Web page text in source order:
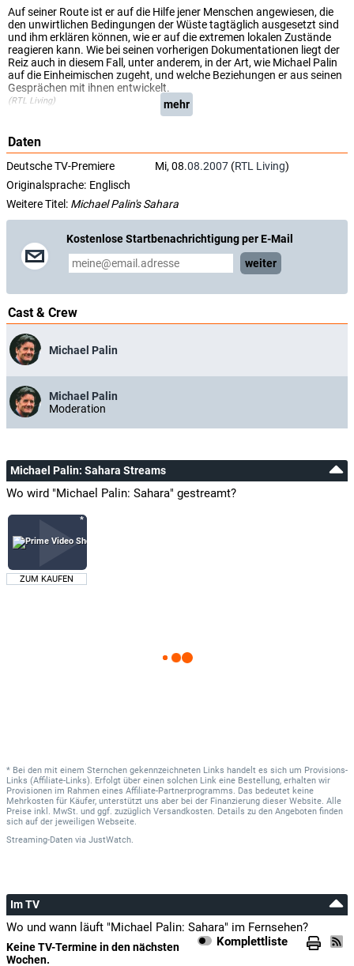
Auf seiner Route ist er auf die Hilfe jener Menschen angewiesen, die
den unwirtlichen Bedingungen der Wüste tagtäglich ausgesetzt sind
und ihm erklären können, wie er auf die extremen lokalen Zustände
reagieren kann. Wie bei seinen vorherigen Dokumentationen liegt der
Reiz auch in diesem Fall, unter anderem, in der Art, wie Michael Palin
auf die Einheimischen zugeht, und welche Beziehungen er aus seinen
Gesprächen mit ihnen entwickelt.
(RTL Living) mehr
Daten
Deutsche TV-Premiere Mi, 08.08.2007 (RTL Living)
Originalsprache: Englisch
Weitere Titel: Michael Palin's Sahara
Kostenlose Startbenachrichtigung per E-Mail
weiter
Cast & Crew
Michael Palin
Michael Palin
Moderation
Michael Palin: Sahara Streams
Wo wird "Michael Palin: Sahara" gestreamt?
ZUM KAUFEN
* Bei den mit einem Sternchen gekennzeichneten Links handelt es sich um Provisions-
Links (Affiliate-Links). Erfolgt über einen solchen Link eine Bestellung, erhalten wir
Provisionen im Rahmen eines Affiliate-Partnerprogramms. Das bedeutet keine
Mehrkosten für Käufer, unterstützt uns aber bei der Finanzierung dieser Website. Alle
Preise inkl. MwSt. und ggf. zuzüglich Versandkosten. Details zu den Angeboten finden
sich auf der jeweiligen Webseite.
Streaming-Daten via JustWatch.
Im TV
Wo und wann läuft "Michael Palin: Sahara" im Fernsehen?
Komplettliste
Keine TV-Termine in den nächsten
Wochen.